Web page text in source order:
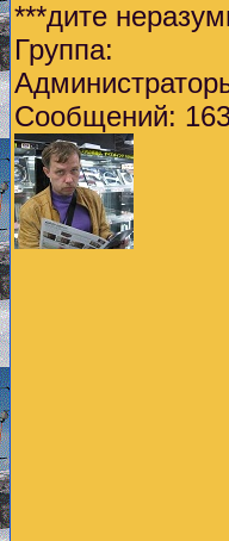
***дите
Группа:
Сообщений: